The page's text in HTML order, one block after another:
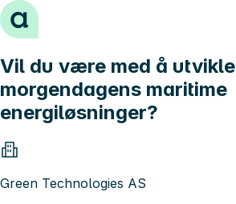
Hopp til innhold
Vil du være med å utvikle
morgendagens maritime
energiløsninger?
Green Technologies AS